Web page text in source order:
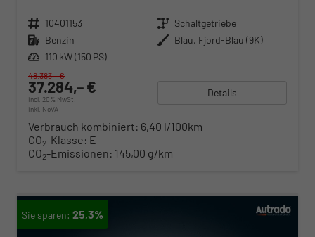
Fahrzeugnr. 10401153 Getriebe Schaltgetriebe
Kraftstoff Benzin Außenfarbe Blau, Fjord-Blau (9K)
Leistung 110 kW (150 PS)
37.284,– €
incl. 20% MwSt.
inkl. NoVA
48.383,– €
Details
Verbrauch kombiniert: 6,40 l/100km
CO2-Klasse: E
CO2-Emissionen: 145,00 g/km
25,3%